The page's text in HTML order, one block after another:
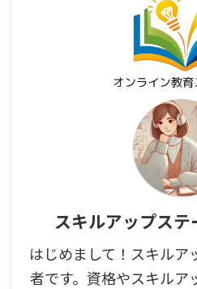
スキルアップス
はじめまして！スキルア
者です。資格やスキルア